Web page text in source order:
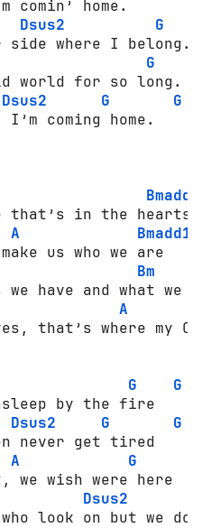
comin’ home.
Dsus2 G
G
world for so long.
Dsus2 G
G
coming home.
that’s in the hearts;
A
Bmadd11
us who we are
Bm
have and what we
A
G
G
by the fire
Dsus2 G
G
never get tired
A G
we wish were here
Dsus2
who look on but we